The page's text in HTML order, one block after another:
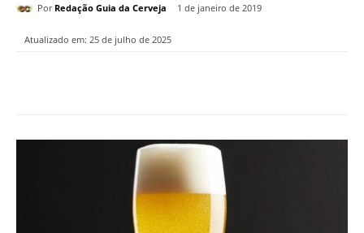
Por Redação Guia da Cerveja 1 de janeiro de 2019
Atualizado em: 25 de julho de 2025